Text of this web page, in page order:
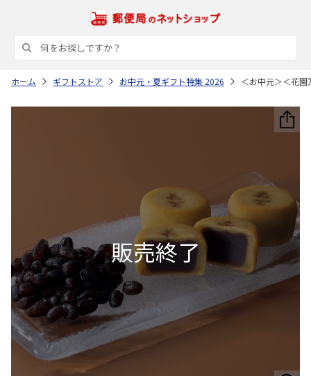
ホーム ギフトストア お中元・夏ギフト特集 2026 ＜お中元＞＜花